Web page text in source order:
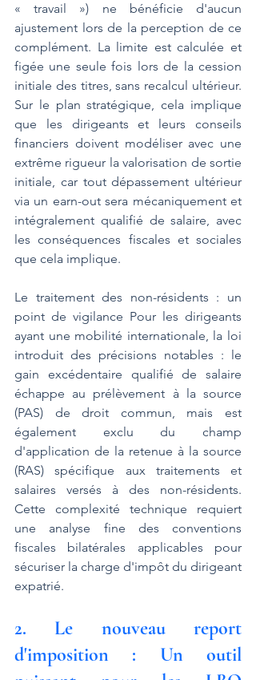
« travail ») ne bénéficie d'aucun
ajustement lors de la perception de ce
complément. La limite est calculée et
figée une seule fois lors de la cession
initiale des titres, sans recalcul ultérieur.
Sur le plan stratégique, cela implique
que les dirigeants et leurs conseils
financiers doivent modéliser avec une
extrême rigueur la valorisation de sortie
initiale, car tout dépassement ultérieur
via un earn-out sera mécaniquement et
intégralement qualifié de salaire, avec
les conséquences fiscales et sociales
que cela implique.
Le traitement des non-résidents : un
point de vigilance Pour les dirigeants
ayant une mobilité internationale, la loi
introduit des précisions notables : le
gain excédentaire qualifié de salaire
échappe au prélèvement à la source
(PAS) de droit commun, mais est
également exclu du champ
d'application de la retenue à la source
(RAS) spécifique aux traitements et
salaires versés à des non-résidents.
Cette complexité technique requiert
une analyse fine des conventions
fiscales bilatérales applicables pour
sécuriser la charge d'impôt du dirigeant
expatrié.
2. Le nouveau report
d'imposition : Un outil